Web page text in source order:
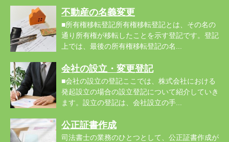
不動産の名義変更
■所有権移転登記所有権移転登記とは、その名の
通り所有権が移転したことを示す登記です。登記
上では、最後の所有権移転登記の名...
会社の設立・変更登記
■会社の設立の登記ここでは、株式会社における
発起設立の場合の設立登記について紹介していき
ます。設立の登記は、会社設立の手...
公正証書作成
司法書士の業務のひとつとして、公正証書作成が